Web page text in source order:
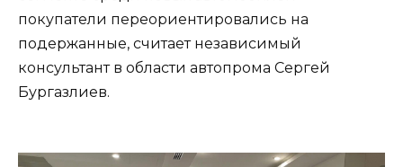
покупатели переориентировались на
подержанные, считает независимый
консультант в области автопрома Сергей
Бургазлиев.